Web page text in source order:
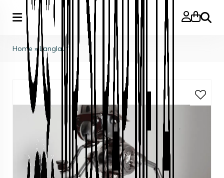
Search
Home » Langlauf